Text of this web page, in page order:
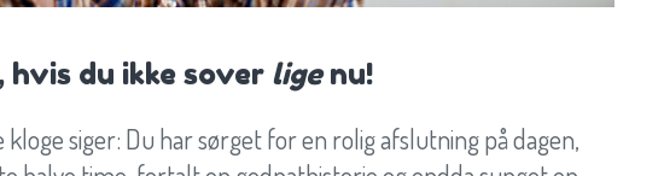
hvis du ikke sover ligenu!
siger: Du har sørget for en rolig afslutning på dagen,